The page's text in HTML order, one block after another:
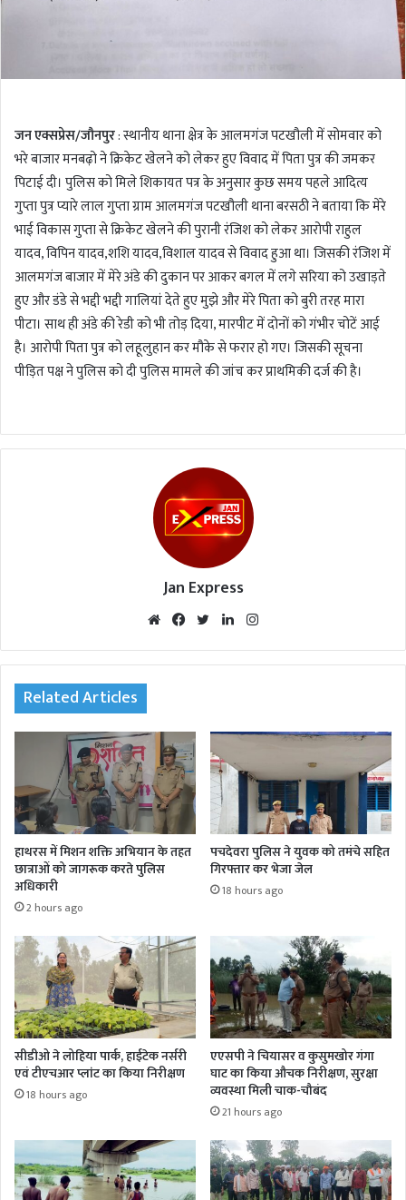
t
जन एक्सप्रेस/जौनपुर: स्थानीय थाना क्षेत्र के आलमगंज पटखौली में सोमवार को
भरे बाजार मनबढ़ो ने क्रिकेट खेलने को लेकर हुए विवाद में पिता पुत्र की जमकर
पिटाई दी। पुलिस को मिले शिकायत पत्र के अनुसार कुछ समय पहले आदित्य
गुप्ता पुत्र प्यारे लाल गुप्ता ग्राम आलमगंज पटखौली थाना बरसठी ने बताया कि मेरे
भाई विकास गुप्ता से क्रिकेट खेलने की पुरानी रंजिश को लेकर आरोपी राहुल
यादव, विपिन यादव,शशि यादव,विशाल यादव से विवाद हुआ था। जिसकी रंजिश में
आलमगंज बाजार में मेरे अंडे की दुकान पर आकर बगल में लगे सरिया को उखाड़ते
हुए और डंडे से भद्दी भद्दी गालियां देते हुए मुझे और मेरे पिता को बुरी तरह मारा
पीटा। साथ ही अंडे की रेडी को भी तोड़ दिया, मारपीट में दोनों को गंभीर चोटें आई
है। आरोपी पिता पुत्र को लहूलुहान कर मौके से फरार हो गए। जिसकी सूचना
पीड़ित पक्ष ने पुलिस को दी पुलिस मामले की जांच कर प्राथमिकी दर्ज की है।
Jan Express
We
te
Fac
oo
Twi
r
Lin
In am
Related Articles
हाथरस में मिशन शक्ति अभियान के तहत
छात्राओं को जागरूक करते पुलिस
अधिकारी
2 hours ago
पचदेवरा पुलिस ने युवक को तमंचे सहित
गिरफ्तार कर भेजा जेल
18 hours ago
सीडीओ ने लोहिया पार्क, हाईटेक नर्सरी
एवं टीएचआर प्लांट का किया निरीक्षण
18 hours ago
एएसपी ने चियासर व कुसुमखोर गंगा
घाट का किया औचक निरीक्षण, सुरक्षा
व्यवस्था मिली चाक-चौबंद
21 hours ago